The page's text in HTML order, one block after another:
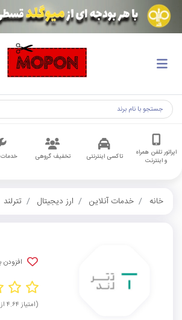
اپراتور تلفن همراه
و اینترنت
تاکسی اینترنتی تخفیف گروهی خدمات
خانه خدمات آنلاین ارز دیجیتال تترلند
افزودن
(امتیاز ۴.۶۴ از مجموع ۳۶ رای)